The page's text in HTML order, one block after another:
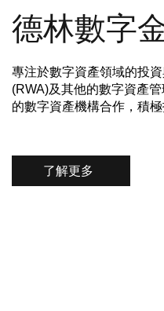
德林數字
專注於數字資產領域的投
(RWA)及其他的數字資產
的數字資產機構合作，積
了解更多